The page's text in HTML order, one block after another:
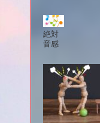
絶対
音感
実は
みん
な持
って
い
た？